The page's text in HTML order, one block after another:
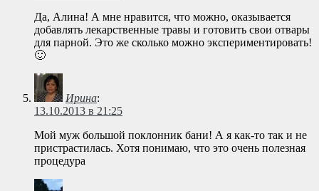
Да, Алина! А мне нравится, что можно, оказывается
добавлять лекарственные травы и готовить свои отвары
для парной. Это же сколько можно экспериментировать!
🙂
Ирина:
13.10.2013 в 21:25
Мой муж большой поклонник бани! А я как-то так и не
пристрастилась. Хотя понимаю, что это очень полезная
процедура